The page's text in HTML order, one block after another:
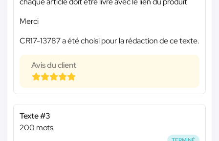
Merci
CR17-13787 a été choisi pour la rédaction de ce texte.
Avis du client
Texte #3
200 mots